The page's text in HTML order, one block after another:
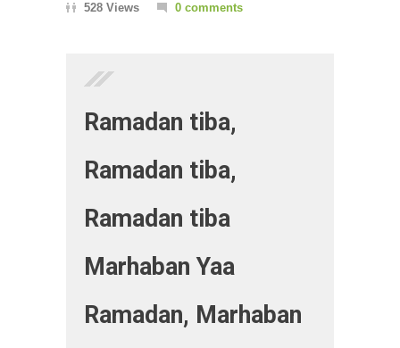
528 Views
0 comments
Ramadan tiba,
Ramadan tiba,
Ramadan tiba
Marhaban Yaa
Ramadan, Marhaban